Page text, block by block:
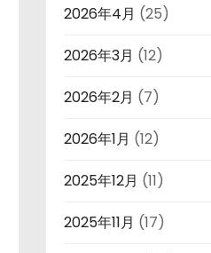
2026年4月 (25)
2026年3月 (12)
2026年2月 (7)
2026年1月 (12)
2025年12月 (11)
2025年11月 (17)